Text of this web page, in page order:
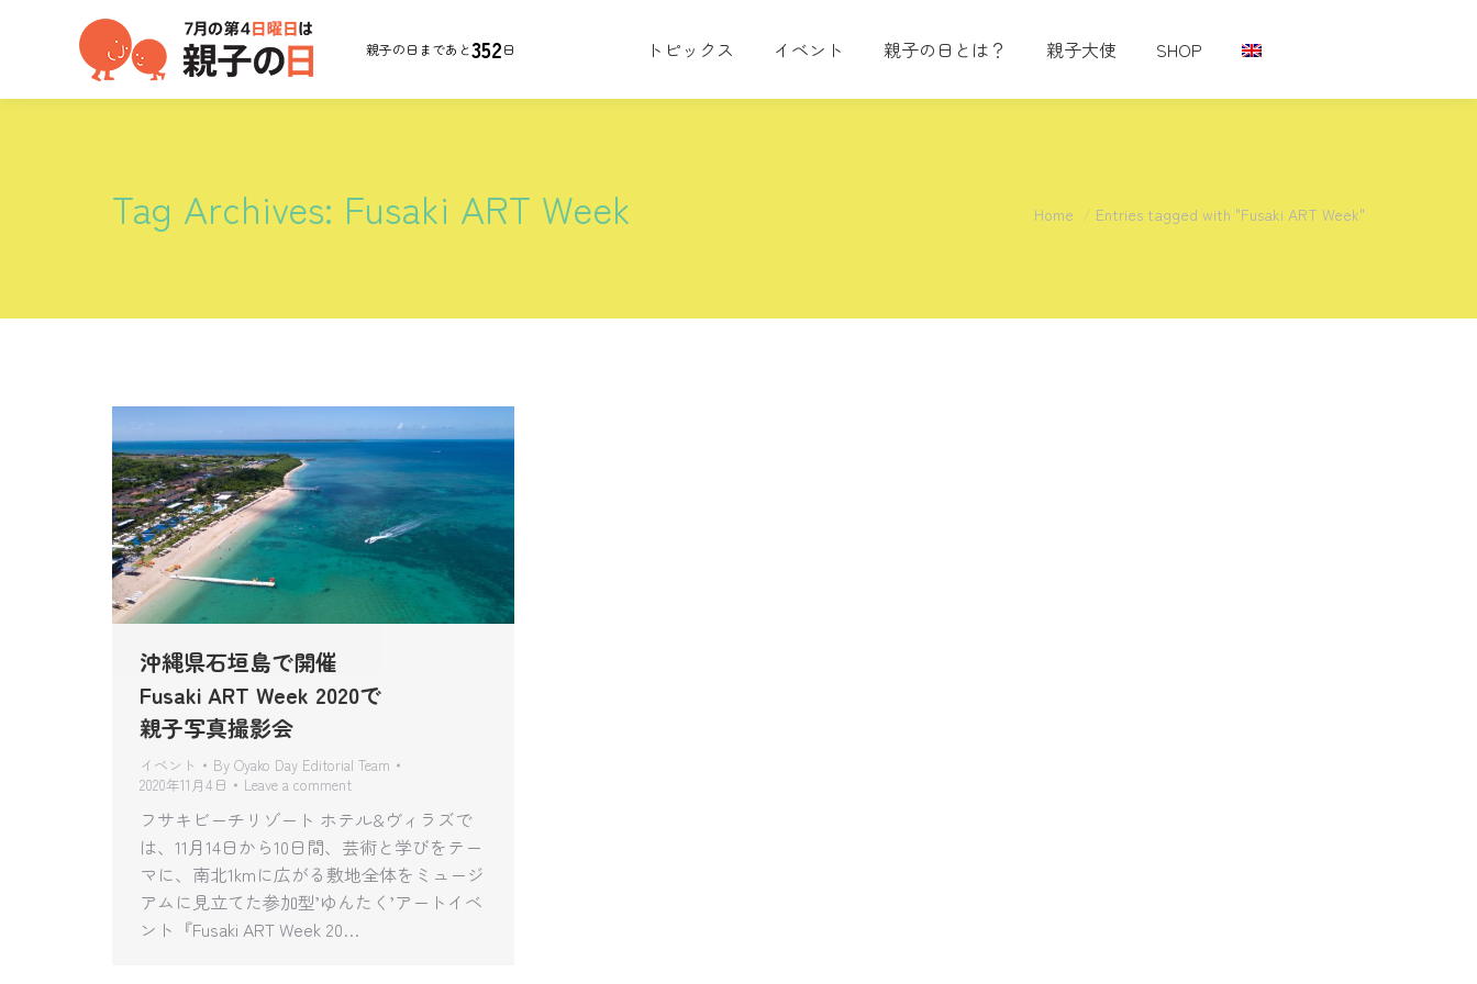
親子の日まであと352日 トピックス イベント 親子の日とは？ 親子大使 SHOP
Tag Archives: Fusaki ART Week You are here:
Home Entries tagged with "Fusaki ART Week"
沖縄県石垣島で開催
Fusaki ART Week 2020で
親子写真撮影会
イベント By Oyako Day Editorial Team
2020年11月4日
Leave a comment
フサキビーチリゾート ホテル&ヴィラズで
は、11月14日から10日間、芸術と学びをテー
マに、南北1kmに広がる敷地全体をミュージ
アムに見立てた参加型’ゆんたく’アートイベ
ント『Fusaki ART Week 20…